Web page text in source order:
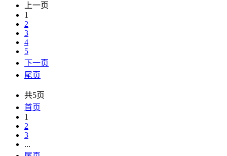
上一页
1
2
3
4
5
下一页
尾页
共5页
首页
1
2
3
...